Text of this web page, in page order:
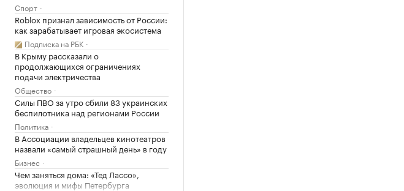
Спорт
Roblox признал зависимость от России:
как зарабатывает игровая экосистема
Подписка на РБК
В Крыму рассказали о
продолжающихся ограничениях
подачи электричества
Общество
Силы ПВО за утро сбили 83 украинских
беспилотника над регионами России
Политика
В Ассоциации владельцев кинотеатров
назвали «самый страшный день» в году
Бизнес
Чем заняться дома: «Тед Лассо»,
эволюция и мифы Петербурга